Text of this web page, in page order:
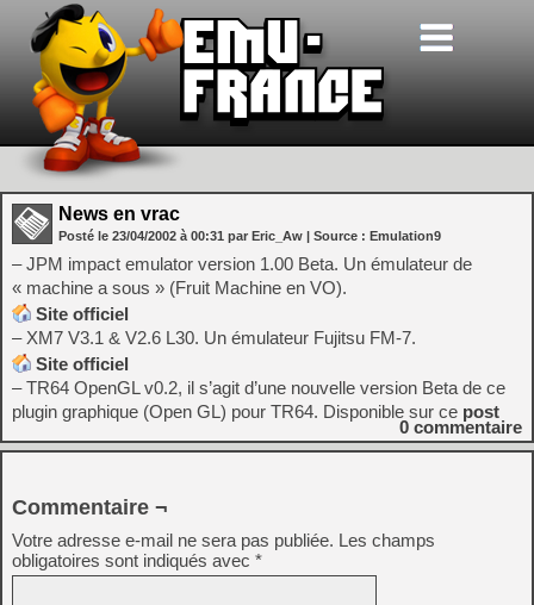
News en vrac
Posté le 23/04/2002 à 00:31 par Eric_Aw | Source : Emulation9
– JPM impact emulator version 1.00 Beta. Un émulateur de
« machine a sous » (Fruit Machine en VO).
Site officiel
– XM7 V3.1 & V2.6 L30. Un émulateur Fujitsu FM-7.
Site officiel
– TR64 OpenGL v0.2, il s’agit d’une nouvelle version Beta de ce
plugin graphique (Open GL) pour TR64. Disponible sur ce post
0 commentaire
Commentaire ¬
Votre adresse e-mail ne sera pas publiée. Les champs
obligatoires sont indiqués avec *